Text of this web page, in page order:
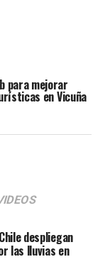
para mejorar
en Vicuña
despliegan
las lluvias en